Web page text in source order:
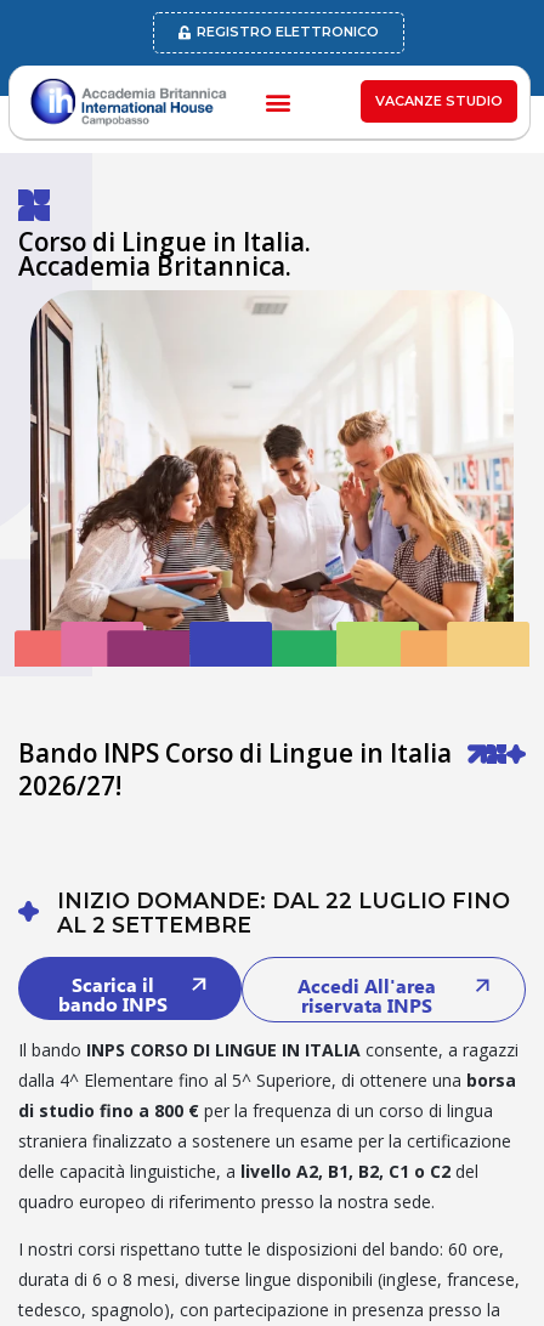
REGISTRO ELETTRONICO
VACANZE STUDIO
Corso di Lingue in Italia.
Accademia Britannica.
Bando INPS Corso di Lingue in Italia
2026/27!
INIZIO DOMANDE: DAL 22 LUGLIO FINO
AL 2 SETTEMBRE
Scarica il
bando INPS
Accedi All'area
riservata INPS
Il bando INPS CORSO DI LINGUE IN ITALIA consente, a ragazzi
dalla 4^ Elementare fino al 5^ Superiore, di ottenere una borsa
di studio fino a 800 € per la frequenza di un corso di lingua
straniera finalizzato a sostenere un esame per la certificazione
delle capacità linguistiche, a livello A2, B1, B2, C1 o C2 del
quadro europeo di riferimento presso la nostra sede.
I nostri corsi rispettano tutte le disposizioni del bando: 60 ore,
durata di 6 o 8 mesi, diverse lingue disponibili (inglese, francese,
tedesco, spagnolo), con partecipazione in presenza presso la